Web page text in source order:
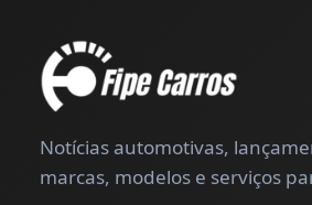
Notícias automotivas,
marcas, modelos e serviços